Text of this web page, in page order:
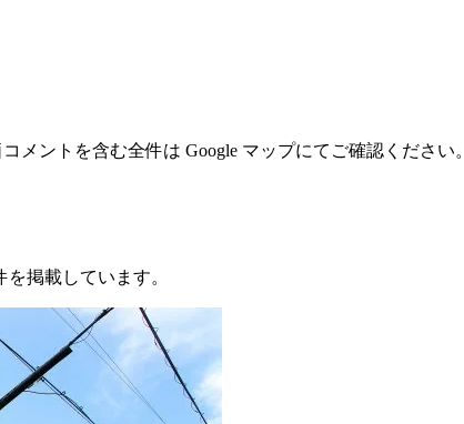
メントを含む全件は Google マップにてご確認くださ
を掲載しています。